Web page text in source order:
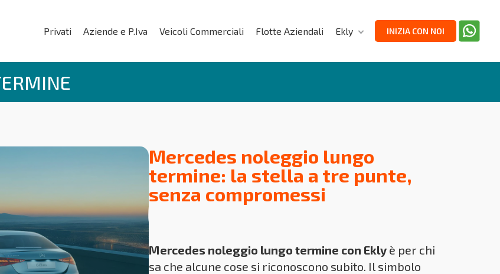
Privati Aziende e P.Iva Veicoli Commerciali Flotte Aziendali Ekly INIZIA CON NOI
Mercedes noleggio lungo
termine: la stella a tre punte,
senza compromessi
Mercedes noleggio lungo termine con Ekly è per chi
sa che alcune cose si riconoscono subito. Il simbolo